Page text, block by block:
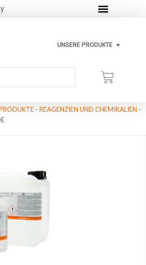
UNSERE PRODUKTE
- REAGENZIEN UND CHEMIKALIEN -